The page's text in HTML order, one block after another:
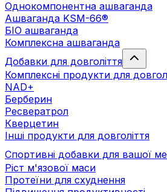
Однокомпонентна ашваганда
Ашваганда KSM-66®
БІО ашваганда
Комплексна ашваганда
Добавки для довголіття
Комплексні продукти для
NAD+
Берберин
Ресвератрол
Кверцетин
Інші продукти для довголіття
Спортивні добавки для вашої
Ріст м'язової маси
Протеїни для схуднення